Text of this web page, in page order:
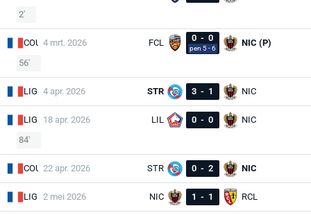
2'
COU 4 mrt. 2026 FCL 0 - 0
pen 5 - 6
NIC (P)
56'
LIG 4 apr. 2026 STR 3 - 1 NIC
LIG 18 apr. 2026 LIL 0 - 0
NIC
84'
COU 22 apr. 2026 STR 0 - 2 NIC
LIG 2 mei 2026 NIC 1 - 1 RCL